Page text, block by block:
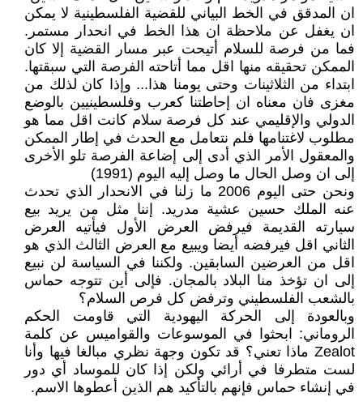
ان المدقق في الخط البياني للقضية الفلسطينية لا يمكن
ان يغفل عن ملاحظة ان هذا الخط في انحدار مستمر.
فما من فرصة للسلام أتيحت عبر مسار القضية إلا كان
الممكن تحقيقه منها اقل مما أتاحته الفرصة التي سبقتها.
ابتداء من الثلاثينات وحتى يومنا هذا... وإذا كان لذلك من
مغزى فان معناه ان إحاطتنا كعرب وفلسطينيين بالوضع
الدولي والإقليمي عند كل فرصة سلام كانت اقل مما هو
مطلوب لاغتنامها فلم نتعامل مع الحدث في إطار الممكن
والمعقول الأمر الذي أدى إلى إضاعة الفرصة تلو الأخرى
إلى ان وصل الحال ما وصل إليه اليوم (1991)
ونحن حتى اليوم 2006 ما زلنا في الانحدار الذي تحدث
عنه الملك حسين عشية مدريد. إننا مثل من يريد بيع
سيارته القديمة فيرفض العرض الأول فيأتيه العرض
الثاني اقل فيرفضه أيضا ويبيع مع العرض الثالث الذي هو
اقل من العرضين السابقين. ولكننا في السياسة لن نبيع
إلى ان تؤخذ منا البلاد بالمجان. فإلى أين تتوجه حماس
بالشعب الفلسطيني وترفض كل فرص السلام؟
وبالعودة إلى الحركة اليهودية التي قاومت الحكم
الروماني: ابحثوا في الموسوعات والقواميس عن كلمة
Zealot ماذا تعني؟ قد تكون وجهة نظري مبالغا فيها وأنا
لست متطرفا في أرائي ولكن إذا كان للموساد أي دور
في إنشاء حماس فإنهم بالتأكيد هم الذين أعطوها الاسم.